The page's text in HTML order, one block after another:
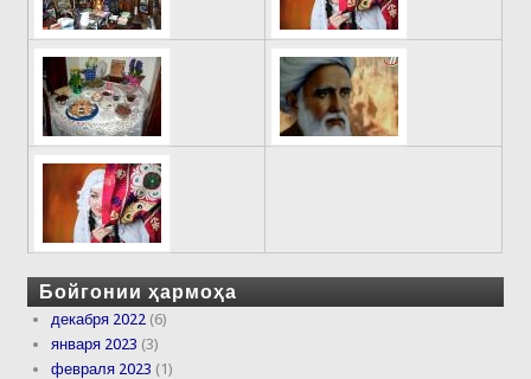
Бойгонии ҳармоҳа
декабря 2022 (6)
января 2023 (3)
февраля 2023 (1)